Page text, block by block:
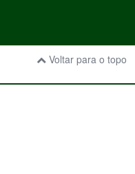
Voltar para o topo